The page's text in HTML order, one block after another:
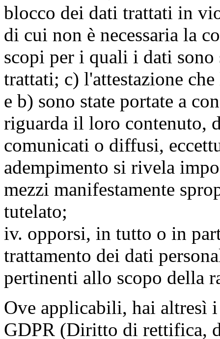
blocco dei dati trattati in
di cui non è necessaria la
scopi per i quali i dati sono
trattati; c) l'attestazione
e b) sono state portate a
riguarda il loro contenuto,
comunicati o diffusi,
adempimento si rivela
mezzi manifestamente
tutelato;
iv. opporsi, in tutto o in
trattamento dei dati
pertinenti allo scopo della
Ove applicabili, hai
GDPR (Diritto di rettifica,